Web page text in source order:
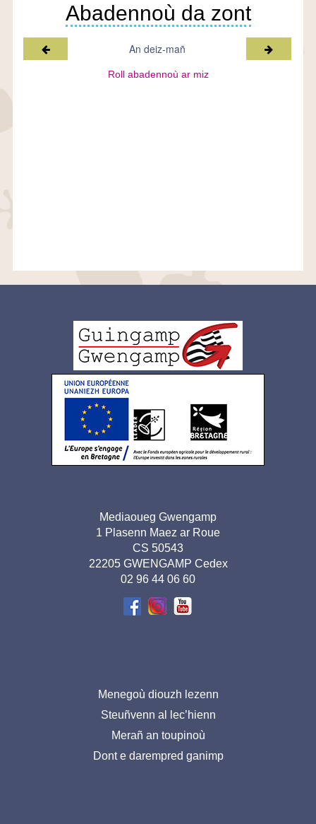
Abadennoù da zont
Miz a-raok An deiz-mañ Miz war-
Roll abadennoù ar miz
de
page
Mediaoueg Gwengamp
1 Plasenn Maez ar Roue
CS 50543
22205 GWENGAMP Cedex
02 96 44 06 60
Menegoù diouzh lezenn
Steuñvenn al lec’hienn
Merañ an toupinoù
Dont e darempred ganimp